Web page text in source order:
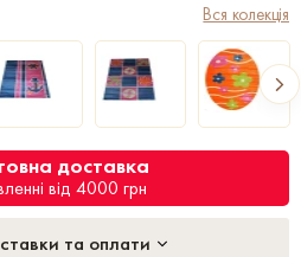
Вся колекція
доставка
від 4000 грн
та оплати